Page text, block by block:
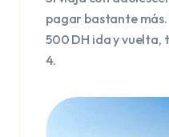
pagar bastante más.
500 DH ida y vuelta,
4.